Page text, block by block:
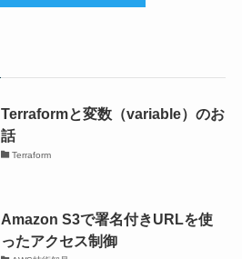
Terraformと変数（variable）のお
話
Terraform
Amazon S3で署名付きURLを使
ったアクセス制御